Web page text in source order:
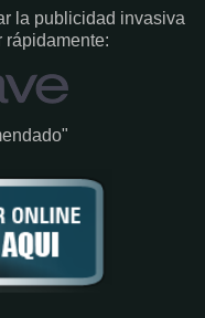
la publicidad invasiva
rápidamente:​